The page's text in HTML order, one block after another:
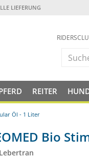
LIEFERUNG
REITER
Öl - 1 Liter
Bio